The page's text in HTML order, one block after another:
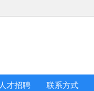
人才招聘 联系方式